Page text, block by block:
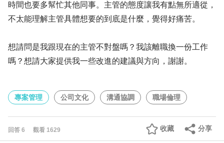
時間也要多幫忙其他同事。主管的態度讓我有點無所適從，
不太能理解主管具體想要的到底是什麼，覺得好痛苦。
想請問是我跟現在的主管不對盤嗎？我該離職換一份工作
嗎？想請大家提供我一些改進的建議與方向，謝謝。
專案管理 公司文化 溝通協調 職場倫理
回答 6 觀看 1629 分享
收藏